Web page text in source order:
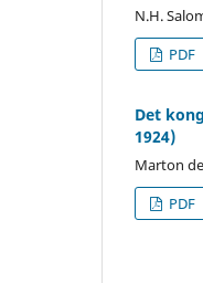
N.H.
PDF
Det
1924)
Marton
PDF